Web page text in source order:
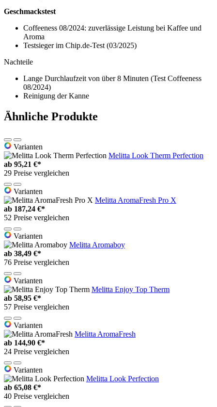
Geschmackstest
Coffeeness 08/2024: zuverlässige Leistung bei Kaffee und
Aroma
Testsieger im Chip.de-Test (03/2025)
Nachteile
Lange Durchlaufzeit von über 8 Minuten (Test Coffeeness
08/2024)
Reinigung der Kanne
Ähnliche Produkte
Varianten
Melitta Look Therm Perfection
ab 95,21 €*
29 Preise vergleichen
Varianten
Melitta AromaFresh Pro X
ab 187,24 €*
52 Preise vergleichen
Varianten
Melitta Aromaboy
ab 38,49 €*
76 Preise vergleichen
Varianten
Melitta Enjoy Top Therm
ab 58,95 €*
57 Preise vergleichen
Varianten
Melitta AromaFresh
ab 144,90 €*
24 Preise vergleichen
Varianten
Melitta Look Perfection
ab 65,08 €*
40 Preise vergleichen